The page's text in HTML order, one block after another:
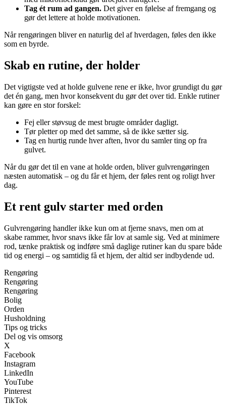
Tag ét rum ad gangen. Det giver en følelse af fremgang og
gør det lettere at holde motivationen.
Når rengøringen bliver en naturlig del af hverdagen, føles den ikke
som en byrde.
Skab en rutine, der holder
Det vigtigste ved at holde gulvene rene er ikke, hvor grundigt du gør
det én gang, men hvor konsekvent du gør det over tid. Enkle rutiner
kan gøre en stor forskel:
Fej eller støvsug de mest brugte områder dagligt.
Tør pletter op med det samme, så de ikke sætter sig.
Tag en hurtig runde hver aften, hvor du samler ting op fra
gulvet.
Når du gør det til en vane at holde orden, bliver gulvrengøringen
næsten automatisk – og du får et hjem, der føles rent og roligt hver
dag.
Et rent gulv starter med orden
Gulvrengøring handler ikke kun om at fjerne snavs, men om at
skabe rammer, hvor snavs ikke får lov at samle sig. Ved at minimere
rod, tænke praktisk og indføre små daglige rutiner kan du spare både
tid og energi – og samtidig få et hjem, der altid ser indbydende ud.
Rengøring
Rengøring
Rengøring
Bolig
Orden
Husholdning
Tips og tricks
Del og vis omsorg
X
Facebook
Instagram
LinkedIn
YouTube
Pinterest
TikTok